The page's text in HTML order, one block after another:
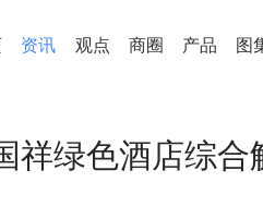
资讯 观点 商圈 产品 图
祥绿色酒店综合